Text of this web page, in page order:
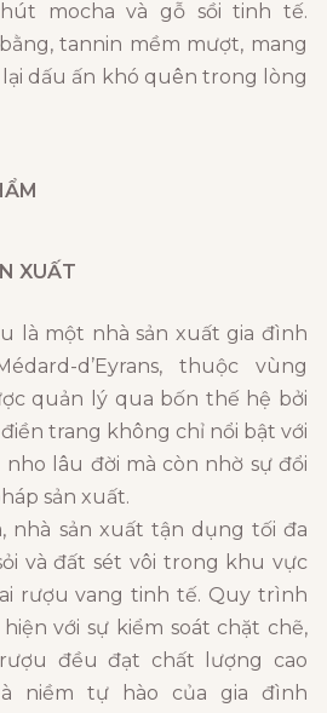
mocha và gỗ sồi tinh tế.
tannin mềm mượt, mang
lại dấu ấn khó quên trong lòng
XUẤT
là một nhà sản xuất gia đình
d’Eyrans, thuộc vùng
quản lý qua bốn thế hệ bởi
trang không chỉ nổi bật với
lâu đời mà còn nhờ sự đổi
sản xuất.
nhà sản xuất tận dụng tối đa
và đất sét vôi trong khu vực
rượu vang tinh tế. Quy trình
với sự kiểm soát chặt chẽ,
đều đạt chất lượng cao
niềm tự hào của gia đình